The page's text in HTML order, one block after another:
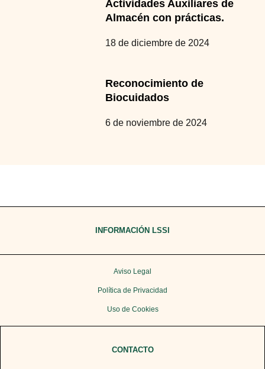
Actividades Auxiliares de
Almacén con prácticas.
18 de diciembre de 2024
Reconocimiento de
Biocuidados
6 de noviembre de 2024
INFORMACIÓN LSSI
Aviso Legal
Política de Privacidad
Uso de Cookies
CONTACTO